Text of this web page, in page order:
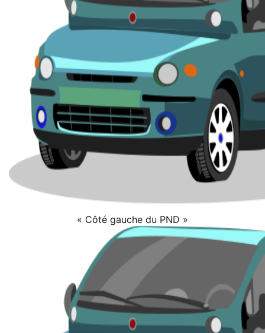
« Côté gauche du PND »